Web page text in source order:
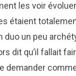
les voir
étaient
duo un peu
dit qu’il fallait
demander